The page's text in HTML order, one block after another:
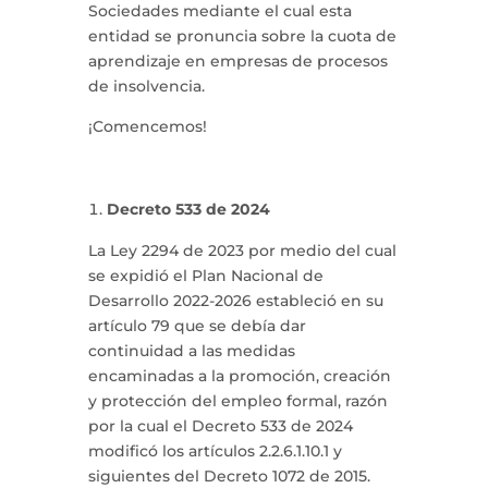
Sociedades mediante el cual esta
entidad se pronuncia sobre la cuota de
aprendizaje en empresas de procesos
de insolvencia.
¡Comencemos!
Decreto 533 de 2024
La Ley 2294 de 2023 por medio del cual
se expidió el Plan Nacional de
Desarrollo 2022-2026 estableció en su
artículo 79 que se debía dar
continuidad a las medidas
encaminadas a la promoción, creación
y protección del empleo formal, razón
por la cual el Decreto 533 de 2024
modificó los artículos 2.2.6.1.10.1 y
siguientes del Decreto 1072 de 2015.